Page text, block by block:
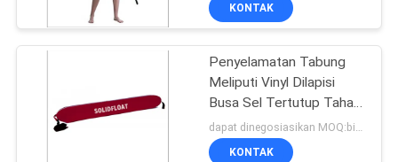
Rompi Pelampung
KONTAK
Penyelamatan Tabung
Meliputi Vinyl Dilapisi
Busa Sel Tertutup Tahan
Lama
KONTAK